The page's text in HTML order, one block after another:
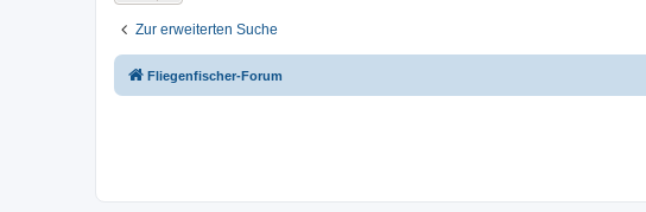
Zur erweiterten Suche
Fliegenfischer-Forum